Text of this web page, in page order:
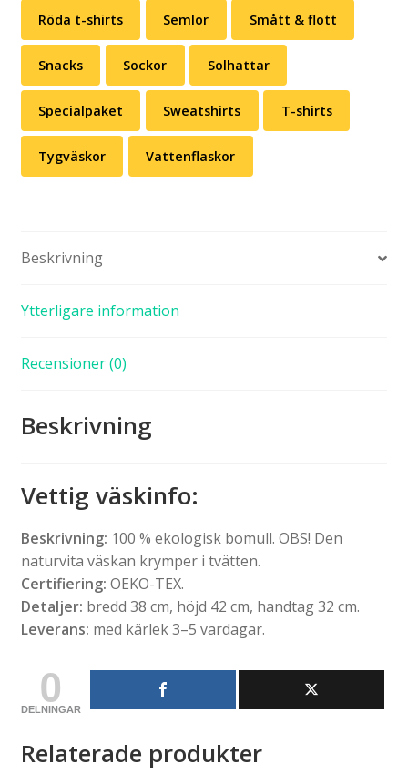
Röda t-shirts Semlor Smått & flott
Snacks Sockor Solhattar
Specialpaket Sweatshirts T-shirts
Tygväskor Vattenflaskor
Beskrivning
Ytterligare information
Recensioner (0)
Beskrivning
Vettig väskinfo:
Beskrivning: 100 % ekologisk bomull. OBS! Den
naturvita väskan krymper i tvätten.
Certifiering: OEKO-TEX.
Detaljer: bredd 38 cm, höjd 42 cm, handtag 32 cm.
Leverans: med kärlek 3–5 vardagar.
0
DELNINGAR
Relaterade produkter